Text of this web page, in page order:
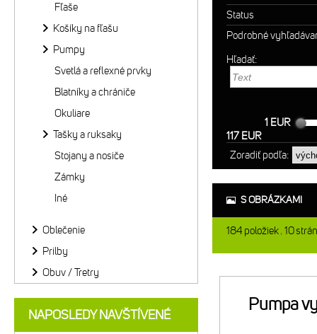
Status
Podrobné
Hľadať:
1 EUR
117 EUR
Zoradiť podľa:
S OBRÁZKAMI
184 položiek 10
Pumpa
Fľaše
Košíky na fľašu
Pumpy
Svetlá a reflexné prvky
Blatníky a chrániče
Okuliare
Tašky a ruksaky
Stojany a nosiče
Zámky
Iné
Oblečenie
Prilby
Obuv / Tretry
NAPOSLEDY NAVŠTÍVENÉ